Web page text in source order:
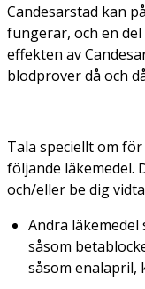
Candesarstad kan
fungerar, och en
effekten av
blodprover då och
Tala speciellt om
följande läkemedel.
och/eller be dig
Andra
såsom
såsom